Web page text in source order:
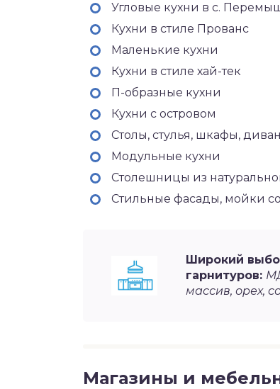
Угловые кухни в с.
Кухни в стиле Прованс
Маленькие кухни
Кухни в стиле хай-тек
П-образные кухни
Кухни с островом
Столы, стулья, шкафы,
Модульные кухни
Столешницы из
Стильные фасады, мойки
Широкий
гарнитуров:
массив, орех,
Магазины и